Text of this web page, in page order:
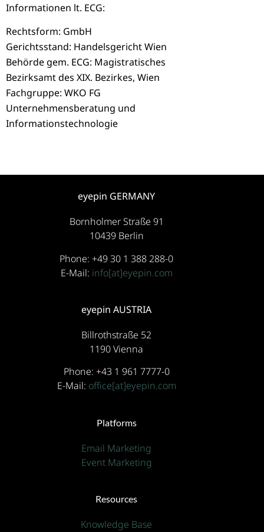
Informationen lt. ECG:
Rechtsform: GmbH
Gerichtsstand: Handelsgericht Wien
Behörde gem. ECG: Magistratisches
Bezirksamt des XIX. Bezirkes, Wien
Fachgruppe: WKO FG
Unternehmensberatung und
Informationstechnologie
eyepin GERMANY
Bornholmer Straße 91
10439 Berlin
Phone: +49 30 1 388 288-0
E-Mail: info[at]eyepin.com
eyepin AUSTRIA
Billrothstraße 52
1190 Vienna
Phone: +43 1 961 7777-0
E-Mail: office[at]eyepin.com
Platforms
Email Marketing
Event Marketing
Resources
Knowledge Base